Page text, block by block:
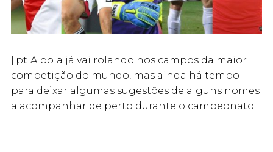
[:pt]A bola já vai rolando nos campos da maior
competição do mundo, mas ainda há tempo
para deixar algumas sugestões de alguns nomes
a acompanhar de perto durante o campeonato.